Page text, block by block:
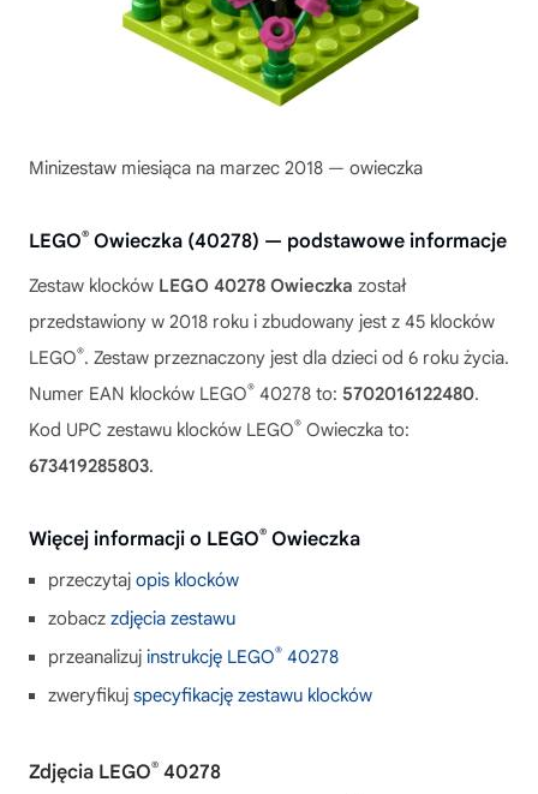
Minizestaw miesiąca na marzec 2018 — owieczka
LEGO® Owieczka (40278) — podstawowe informacje
Zestaw klocków LEGO 40278 Owieczka został
przedstawiony w 2018 roku i zbudowany jest z 45 klocków
LEGO®. Zestaw przeznaczony jest dla dzieci od 6 roku życia.
Numer EAN klocków LEGO® 40278 to: 5702016122480.
Kod UPC zestawu klocków LEGO® Owieczka to:
673419285803.
Więcej informacji o LEGO® Owieczka
przeczytaj opis klocków
zobacz zdjęcia zestawu
przeanalizuj instrukcję LEGO® 40278
zweryfikuj specyfikację zestawu klocków
Zdjęcia LEGO® 40278